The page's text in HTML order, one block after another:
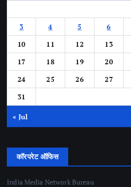
3
4 5 6
10
11 12 13
17
18 19 20
24
25 26 27
31
« Jul
कॉरपरेट ऑफिस
India Media Network Bureau